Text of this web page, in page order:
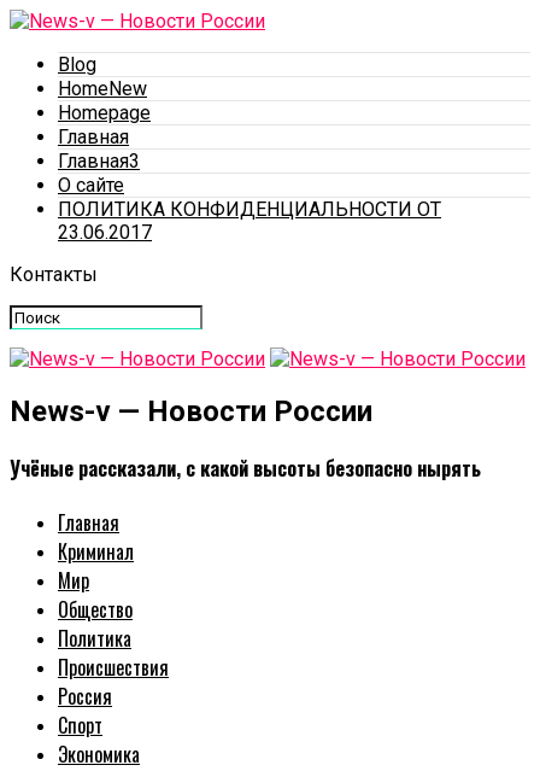
Blog
HomeNew
Homepage
Главная
Главная3
О сайте
ПОЛИТИКА КОНФИДЕНЦИАЛЬНОСТИ ОТ
23.06.2017
Контакты
News-v — Новости России
Учёные рассказали, с какой высоты безопасно нырять
Главная
Криминал
Мир
Общество
Политика
Происшествия
Россия
Спорт
Экономика